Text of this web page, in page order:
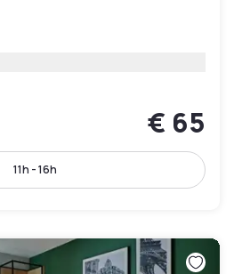
€ 65
11h - 16h